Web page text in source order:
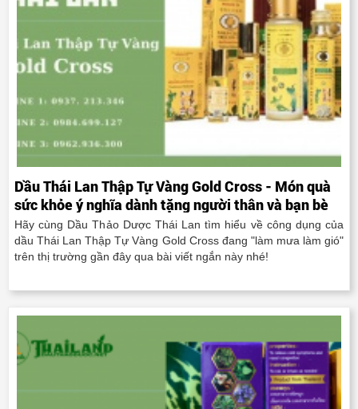
Dầu Thái Lan Thập Tự Vàng Gold Cross - Món quà
sức khỏe ý nghĩa dành tặng người thân và bạn bè
Hãy cùng Dầu Thảo Dược Thái Lan tìm hiểu về công dụng của
dầu Thái Lan Thập Tự Vàng Gold Cross đang "làm mưa làm gió"
trên thị trường gần đây qua bài viết ngắn này nhé!